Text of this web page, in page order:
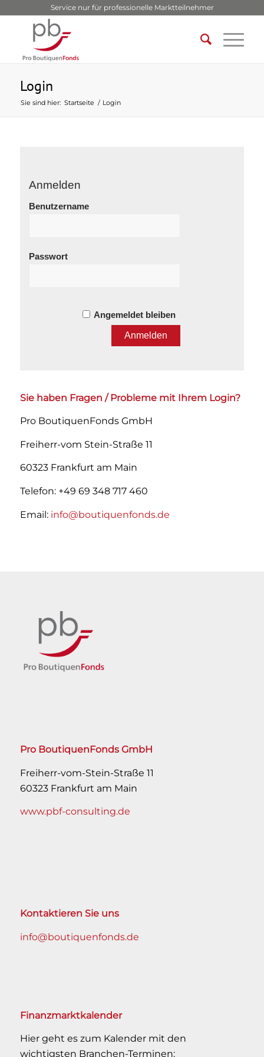
Service nur für professionelle Marktteilnehmer
Login
Sie sind hier: Startseite / Login
Anmelden
Benutzername
Passwort
Angemeldet bleiben
Sie haben Fragen / Probleme mit Ihrem Login?
Pro BoutiquenFonds GmbH
Freiherr-vom Stein-Straße 11
60323 Frankfurt am Main
Telefon: +49 69 348 717 460
Email: info@boutiquenfonds.de
Pro BoutiquenFonds GmbH
Freiherr-vom-Stein-Straße 11
60323 Frankfurt am Main
www.pbf-consulting.de
Kontaktieren Sie uns
info@boutiquenfonds.de
Finanzmarktkalender
Hier geht es zum Kalender mit den
wichtigsten Branchen-Terminen: